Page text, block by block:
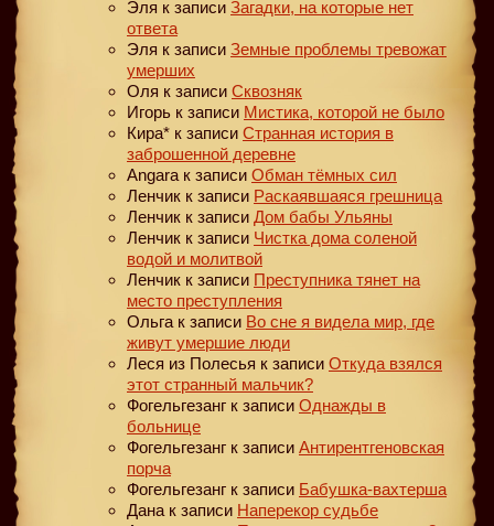
Эля к записи Загадки, на которые нет
ответа
Эля к записи Земные проблемы тревожат
умерших
Оля к записи Сквозняк
Игорь к записи Мистика, которой не было
Кира* к записи Странная история в
заброшенной деревне
Angara к записи Обман тёмных сил
Ленчик к записи Раскаявшаяся грешница
Ленчик к записи Дом бабы Ульяны
Ленчик к записи Чистка дома соленой
водой и молитвой
Ленчик к записи Преступника тянет на
место преступления
Ольга к записи Во сне я видела мир, где
живут умершие люди
Леся из Полесья к записи Откуда взялся
этот странный мальчик?
Фогельгезанг к записи Однажды в
больнице
Фогельгезанг к записи Антирентгеновская
порча
Фогельгезанг к записи Бабушка-вахтерша
Дана к записи Наперекор судьбе